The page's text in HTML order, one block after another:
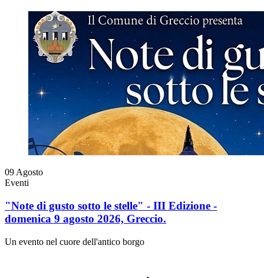
09Agosto
Eventi
"Note di gusto sotto le stelle" - III Edizione -
domenica 9 agosto 2026, Greccio.
Un evento nel cuore dell'antico borgo